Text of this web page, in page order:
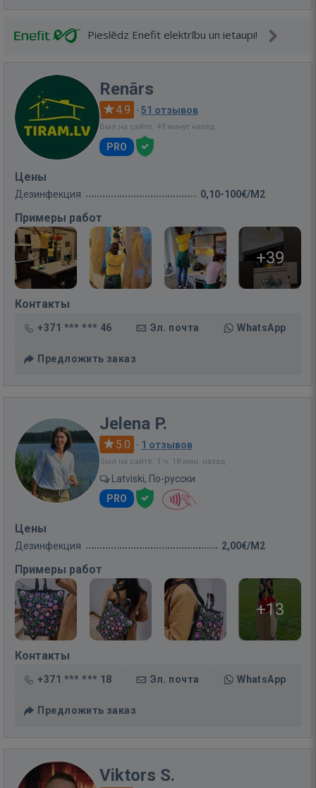
Pieslēdz Enefit elektrību un ietaupi!
Renārs
4.9 · 51 отзывов
Был на сайте: 49 минут назад
PRO
Цены
Дезинфекция 0,10-100€/M2
Примеры работ
+39
Контакты
+371 *** *** 46 Эл. почта WhatsApp
Предложить заказ
Jelena P.
5.0 · 1 отзывов
Был на сайте: 1 ч. 18 мин. назад
Latviski, По-русски
PRO
Цены
Дезинфекция 2,00€/M2
Примеры работ
+13
Контакты
+371 *** *** 18 Эл. почта WhatsApp
Предложить заказ
Viktors S.